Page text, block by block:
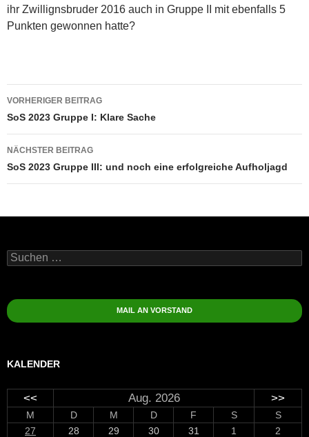
ihr Zwillignsbruder 2016 auch in Gruppe II mit ebenfalls 5
Punkten gewonnen hatte?
Beitragsnavigation
VORHERIGER BEITRAG
SoS 2023 Gruppe I: Klare Sache
NÄCHSTER BEITRAG
SoS 2023 Gruppe III: und noch eine erfolgreiche Aufholjagd
Suchen
nach:
MAIL AN VORSTAND
KALENDER
<< Aug. 2026 >>
M D M D F S
S
27
28 29 30 31 1
2